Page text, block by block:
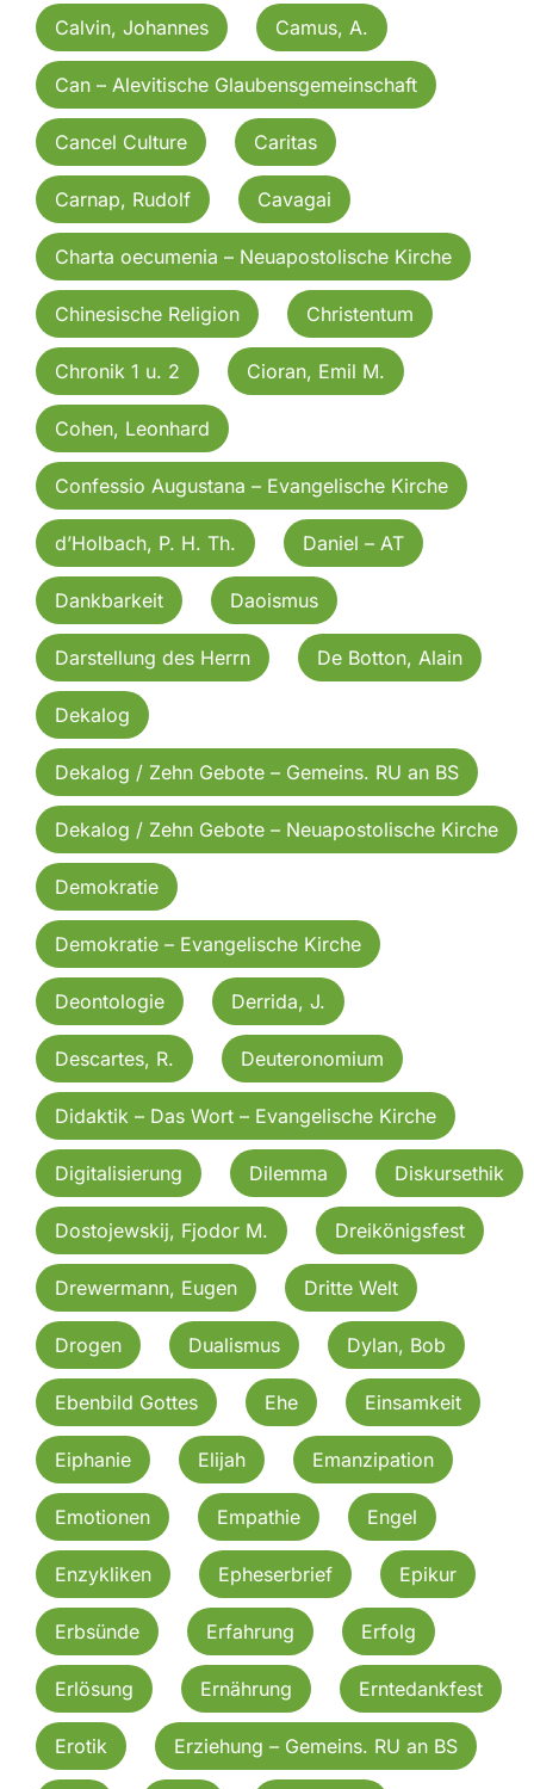
Calvin, Johannes Camus, A.
Can – Alevitische Glaubensgemeinschaft
Cancel Culture Caritas
Carnap, Rudolf Cavagai
Charta oecumenia – Neuapostolische Kirche
Chinesische Religion Christentum
Chronik 1 u. 2 Cioran, Emil M.
Cohen, Leonhard
Confessio Augustana – Evangelische Kirche
d’Holbach, P. H. Th. Daniel – AT
Dankbarkeit Daoismus
Darstellung des Herrn De Botton, Alain
Dekalog
Dekalog / Zehn Gebote – Gemeins. RU an BS
Dekalog / Zehn Gebote – Neuapostolische Kirche
Demokratie
Demokratie – Evangelische Kirche
Deontologie Derrida, J.
Descartes, R. Deuteronomium
Didaktik – Das Wort – Evangelische Kirche
Digitalisierung Dilemma Diskursethik
Dostojewskij, Fjodor M. Dreikönigsfest
Drewermann, Eugen Dritte Welt
Drogen Dualismus Dylan, Bob
Ebenbild Gottes Ehe Einsamkeit
Eiphanie Elijah Emanzipation
Emotionen Empathie Engel
Enzykliken Epheserbrief Epikur
Erbsünde Erfahrung Erfolg
Erlösung Ernährung Erntedankfest
Erotik Erziehung – Gemeins. RU an BS